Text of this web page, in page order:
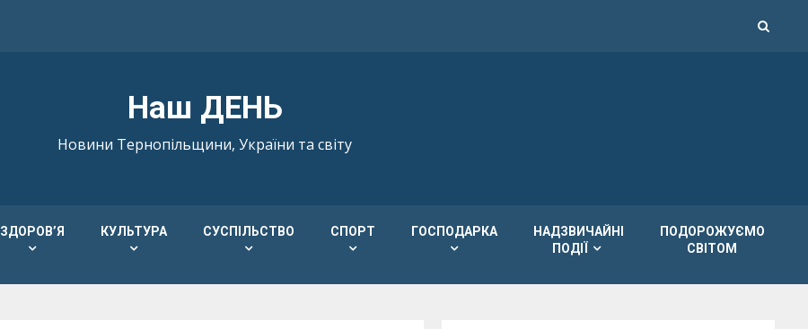
Наш ДЕНЬ
Новини Тернопільщини, України та світу
ЗДОРОВ’Я КУЛЬТУРА СУСПІЛЬСТВО СПОРТ ГОСПОДАРКА
НАДЗВИЧАЙНІ
ПОДІЇ
ПОДОРОЖУЄМО
СВІТОМ